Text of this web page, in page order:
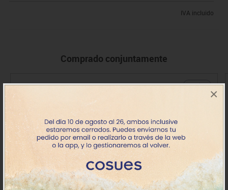
×
IVA incluido
Comprado conjuntamente
+ 7 años